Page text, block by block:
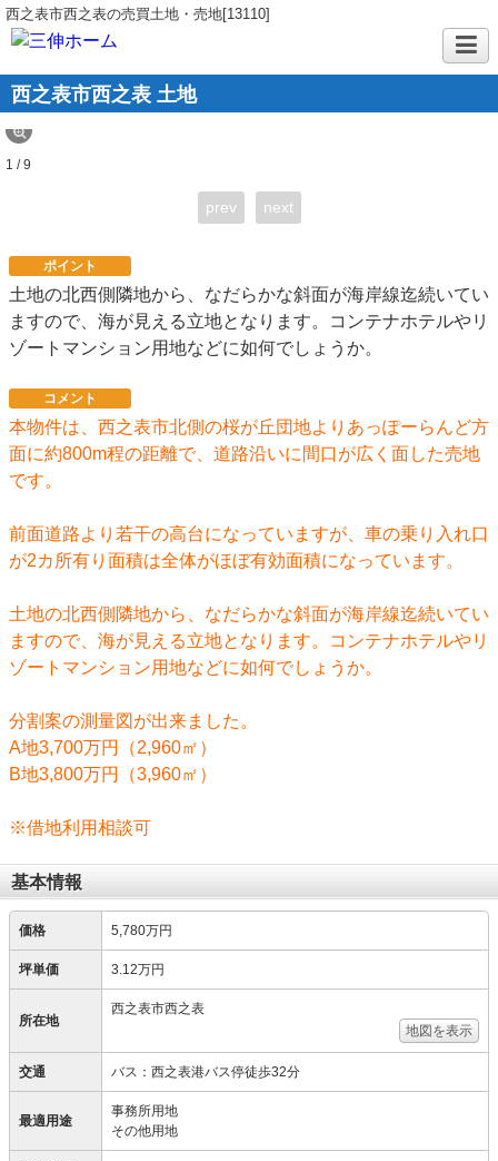
西之表市西之表の売買土地・売地[13110]
西之表市西之表 土地
1 / 9
prev next
ポイント
土地の北西側隣地から、なだらかな斜面が海岸線迄続いてい
ますので、海が見える立地となります。コンテナホテルやリ
ゾートマンション用地などに如何でしょうか。
コメント
本物件は、西之表市北側の桜が丘団地よりあっぽーらんど方
面に約800m程の距離で、道路沿いに間口が広く面した売地
です。
前面道路より若干の高台になっていますが、車の乗り入れ口
が2カ所有り面積は全体がほぼ有効面積になっています。
土地の北西側隣地から、なだらかな斜面が海岸線迄続いてい
ますので、海が見える立地となります。コンテナホテルやリ
ゾートマンション用地などに如何でしょうか。
分割案の測量図が出来ました。
A地3,700万円（2,960㎡）
B地3,800万円（3,960㎡）
※借地利用相談可
基本情報
価格 5,780万円
坪単価 3.12万円
所在地
西之表市西之表
地図を表示
交通 バス：西之表港バス停徒歩32分
最適用途
事務所用地
その他用地